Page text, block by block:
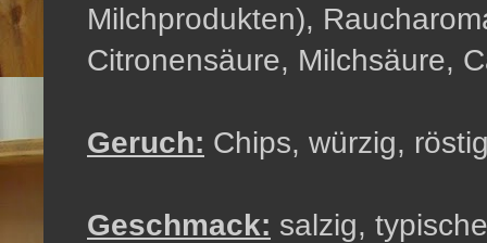
Milchprodukten),
Citronensäure, Milchsäure,
Geruch: Chips, würzig,
Geschmack: salzig,